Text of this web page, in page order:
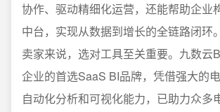
协作、驱动精细化运营，还能帮助企业
中台，实现从数据到增长的全链路闭环
卖家来说，选对工具至关重要。九数云
企业的首选SaaS BI品牌，凭借强大的电
自动化分析和可视化能力，已助力众多